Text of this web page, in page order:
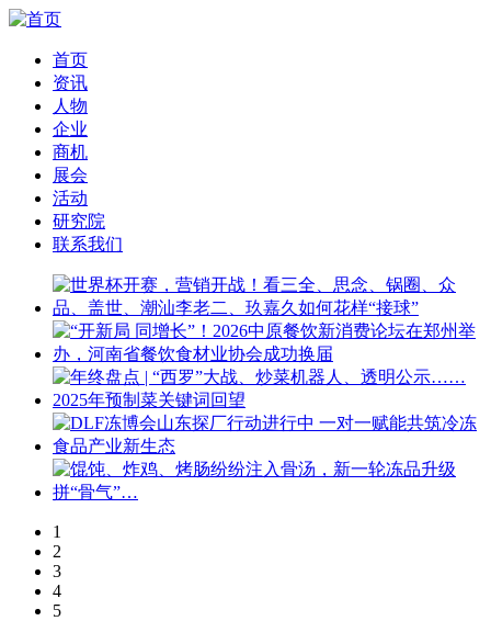
首页
资讯
人物
企业
商机
展会
活动
研究院
联系我们
1
2
3
4
5